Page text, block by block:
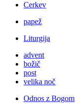
Cerkev
papež
Liturgija
advent
božič
post
velika noč
Odnos z Bogom